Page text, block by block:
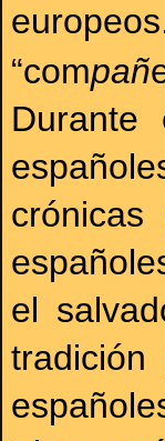
“compañ
el